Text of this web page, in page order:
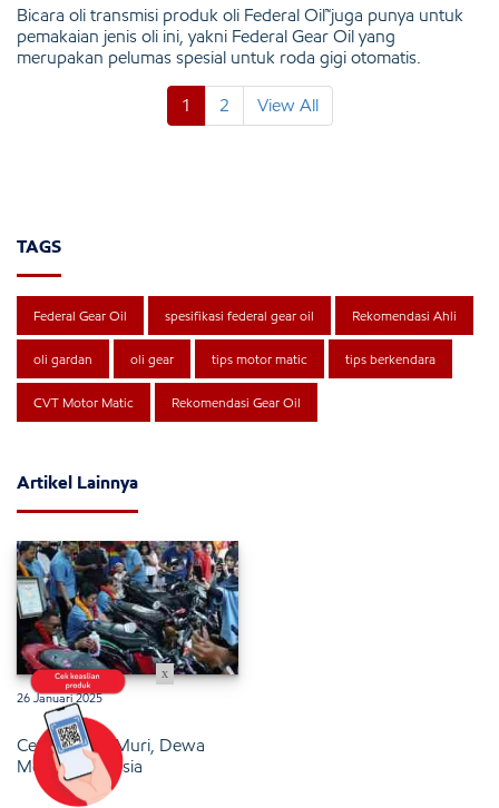
Bicara oli transmisi produk oli Federal Oil™juga punya untuk
pemakaian jenis oli ini, yakni Federal Gear Oil yang
merupakan pelumas spesial untuk roda gigi otomatis.
1 2 View All
TAGS
Federal Gear Oil spesifikasi federal gear oil Rekomendasi Ahli
oli gardan oli gear tips motor matic tips berkendara
CVT Motor Matic Rekomendasi Gear Oil
Artikel Lainnya
26 Januari 2025
Cetak Rekor Muri, Dewa
Motor Indonesia
x